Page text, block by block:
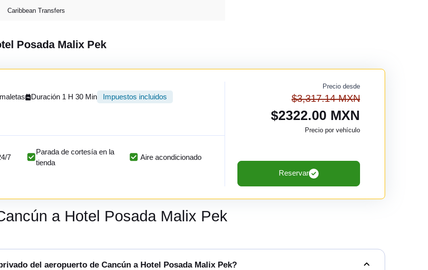
Caribbean Transfers
Posada Malix Pek
Duración 1 H 30 Min
Impuestos incluidos
7
Parada de cortesía en la
tienda
Aire acondicionado
Precio desde
$3,317.14 MXN
$2322.00 MXN
Precio por vehículo
Reservar
a Hotel Posada Malix Pek
del aeropuerto de Cancún a Hotel Posada Malix Pek?